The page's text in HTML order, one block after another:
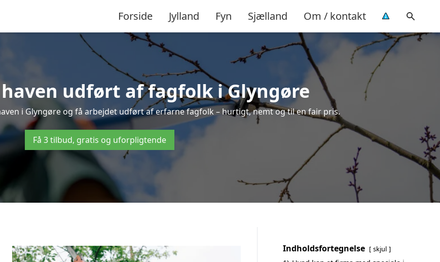
Forside Jylland Fyn Sjælland Om / kontakt
udført af fagfolk i Glyngøre
i Glyngøre og få arbejdet udført af erfarne fagfolk – hurtigt, nemt og til en fair pris.
Få 3 tilbud, gratis og uforpligtende
Indholdsfortegnelse skjul